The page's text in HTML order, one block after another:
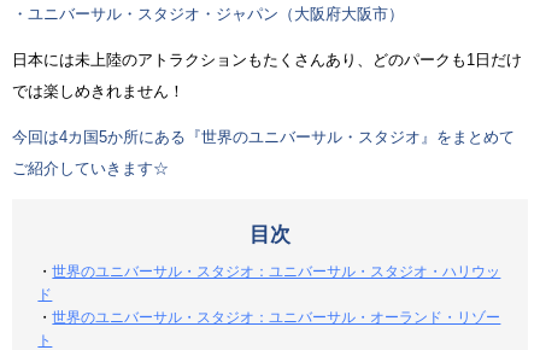
・ユニバーサル・スタジオ・ジャパン（大阪府大阪市）
日本には未上陸のアトラクションもたくさんあり、どのパークも1日だけ
では楽しめきれません！
今回は4カ国5か所にある『世界のユニバーサル・スタジオ』をまとめて
ご紹介していきます☆
目次
・世界のユニバーサル・スタジオ：ユニバーサル・スタジオ・ハリウッ
ド
・世界のユニバーサル・スタジオ：ユニバーサル・オーランド・リゾー
ト